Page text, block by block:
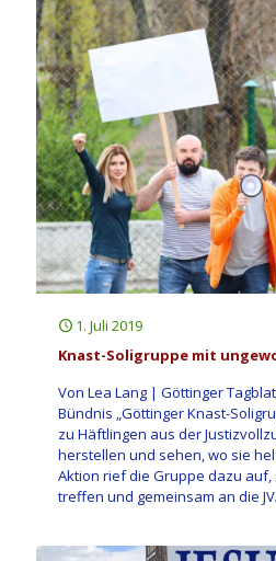
1. Juli 2019
Knast-Soligruppe mit
Von Lea Lang | Göttinger
Bündnis „Göttinger Knast-
zu Häftlingen aus der
herstellen und sehen, wo sie
Aktion rief die Gruppe dazu auf,
treffen und gemeinsam an die